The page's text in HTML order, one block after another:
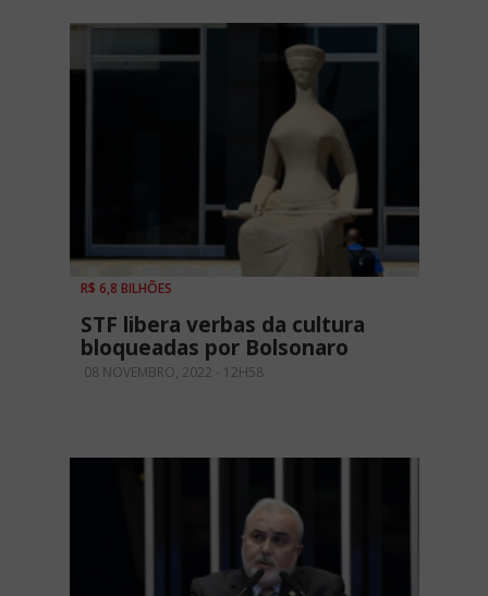
R$ 6,8 BILHÕES
STF libera verbas da cultura
bloqueadas por Bolsonaro
08 NOVEMBRO, 2022 - 12H58